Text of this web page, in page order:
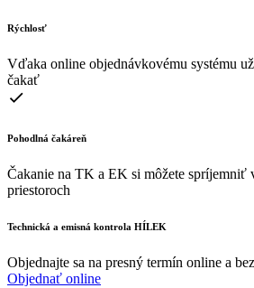
Rýchlosť
Vďaka online objednávkovému systému
čakať
Pohodlná čakáreň
Čakanie na TK a EK si môžete spríjemniť
priestoroch
Technická a emisná kontrola HÍLEK
Objednajte sa na presný termín online a
Objednať online